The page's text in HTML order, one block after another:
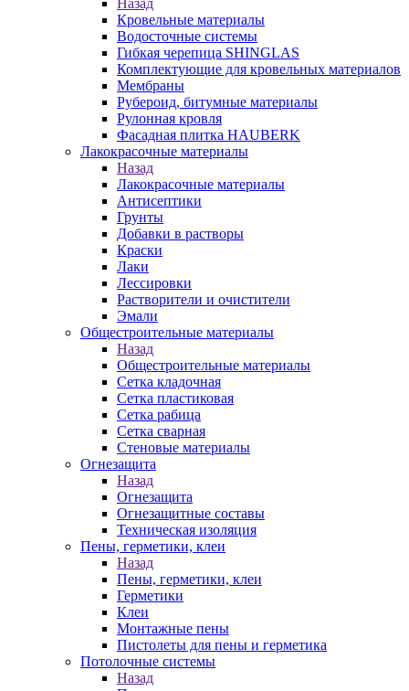
Кровельные материалы
Водосточные системы
Гибкая черепица SHINGLAS
Комплектующие для кровельных материалов
Мембраны
Рубероид, битумные материалы
Рулонная кровля
Фасадная плитка HAUBERK
Лакокрасочные материалы
Назад
Лакокрасочные материалы
Антисептики
Грунты
Добавки в растворы
Краски
Лаки
Лессировки
Растворители и очистители
Эмали
Общестроительные материалы
Назад
Общестроительные материалы
Сетка кладочная
Сетка пластиковая
Сетка рабица
Сетка сварная
Стеновые материалы
Огнезащита
Назад
Огнезащита
Огнезащитные составы
Техническая изоляция
Пены, герметики, клеи
Назад
Пены, герметики, клеи
Герметики
Клеи
Монтажные пены
Пистолеты для пены и герметика
Потолочные системы
Назад